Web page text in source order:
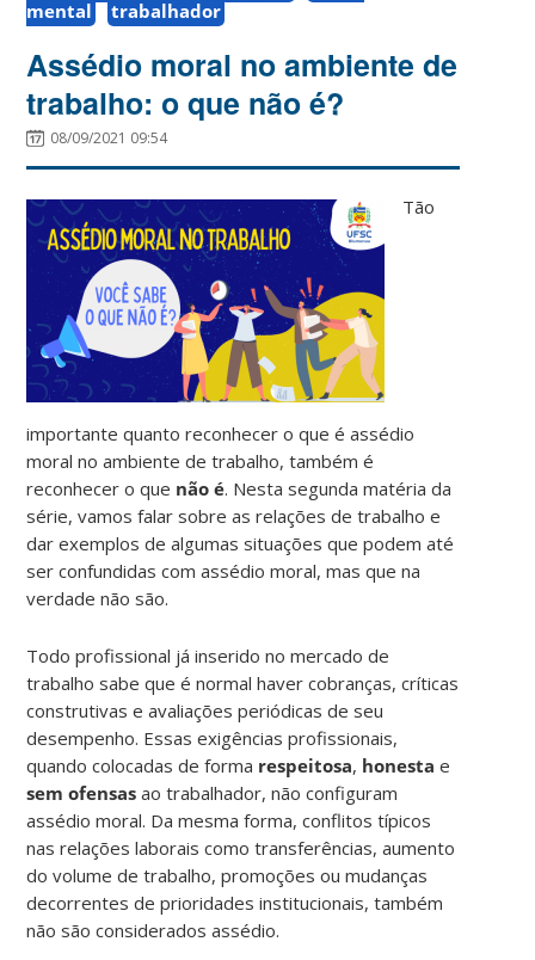
mental
trabalhador
Assédio moral no ambiente de
trabalho: o que não é?
08/09/2021 09:54
Tão
importante quanto reconhecer o que é assédio
moral no ambiente de trabalho, também é
reconhecer o que não é. Nesta segunda matéria da
série, vamos falar sobre as relações de trabalho e
dar exemplos de algumas situações que podem até
ser confundidas com assédio moral, mas que na
verdade não são.
Todo profissional já inserido no mercado de
trabalho sabe que é normal haver cobranças, críticas
construtivas e avaliações periódicas de seu
desempenho. Essas exigências profissionais,
quando colocadas de forma respeitosa, honesta e
sem ofensas ao trabalhador, não configuram
assédio moral. Da mesma forma, conflitos típicos
nas relações laborais como transferências, aumento
do volume de trabalho, promoções ou mudanças
decorrentes de prioridades institucionais, também
não são considerados assédio.